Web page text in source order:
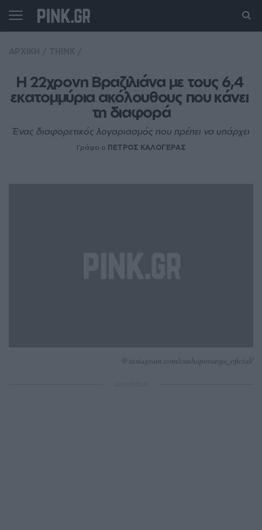
Η 22χρονη Βραζιλιάνα με τους 6,4
εκατομμύρια ακόλουθους που κάνει
τη διαφορά
Ένας διαφορετικός λογαριασμός που πρέπει να υπάρχει
Γράφει ο ΠΕΤΡΟΣ ΚΑΛΟΓΕΡΑΣ
@instagram.com/cunhaporanga_oficial/